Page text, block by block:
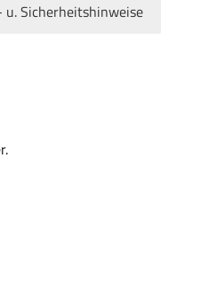
u. Sicherheitshinweise